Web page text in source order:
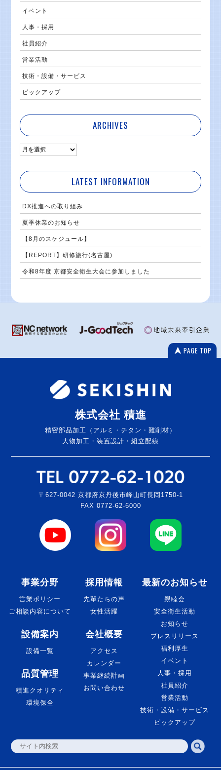
イベント
人事・採用
社員紹介
営業活動
技術・設備・サービス
ピックアップ
ARCHIVES
LATEST INFORMATION
DX推進への取り組み
夏季休業のお知らせ
【8月のスケジュール】
【REPORT】研修旅行(名古屋)
令和8年度 京都安全衛生大会に参加しました
PAGE TOP
株式会社 積進
精密部品加工（アルミ・チタン・難削材）
大物加工・装置設計・組立配線
〒627-0042 京都府京丹後市峰山町長岡1750-1
FAX 0772-62-6000
事業分野
営業ポリシー
ご相談内容について
設備案内
設備一覧
品質管理
積進クオリティ
環境保全
採用情報
先輩たちの声
女性活躍
会社概要
アクセス
カレンダー
事業継続計画
お問い合わせ
最新のお知らせ
親睦会
安全衛生活動
お知らせ
プレスリリース
福利厚生
イベント
人事・採用
社員紹介
営業活動
技術・設備・サービス
ピックアップ